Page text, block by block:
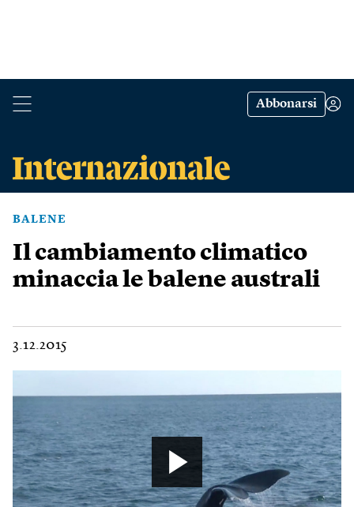
Abbonarsi
BALENE
Il cambiamento climatico
minaccia le balene australi
3.12.2015